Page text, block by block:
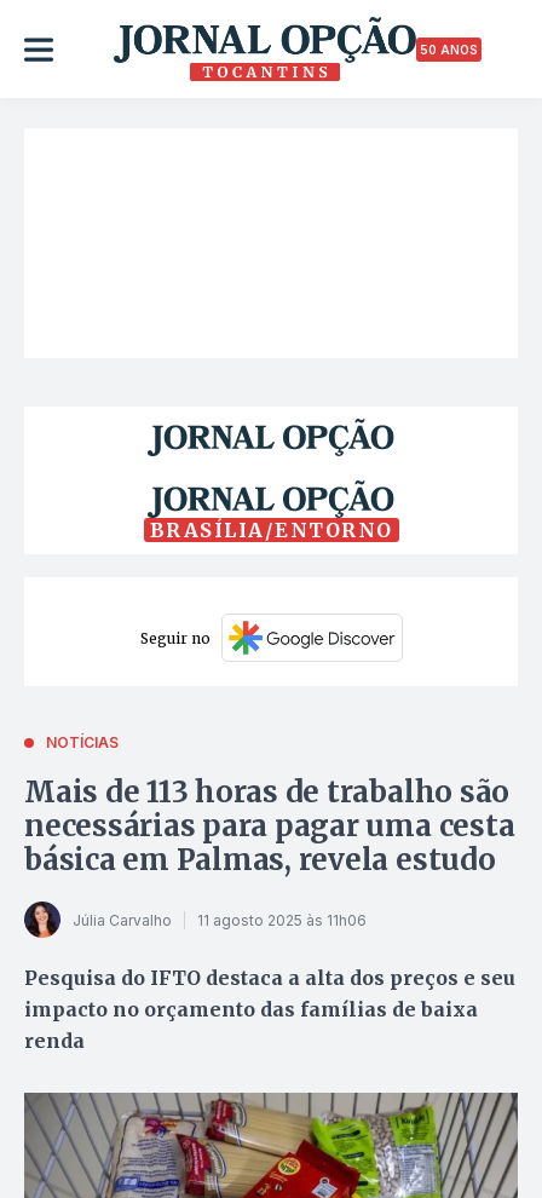
50 ANOS
BRASÍLIA/ENTORNO
Seguir no
NOTÍCIAS
Mais de 113 horas de trabalho são
necessárias para pagar uma cesta
básica em Palmas, revela estudo
Júlia Carvalho 11 agosto 2025 às 11h06
Pesquisa do IFTO destaca a alta dos preços e seu
impacto no orçamento das famílias de baixa
renda